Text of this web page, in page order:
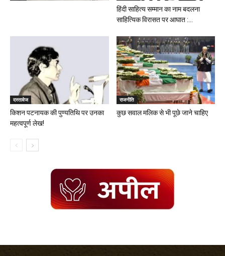
हिंदी साहित्य सम्मान का नाम बदलना
साहित्यिक विरासत पर आघात :...
दस्तावेज
किशन पटनायक की पुण्यतिथि पर उनका
महत्वपूर्ण लेख!
राजनीति
कुछ सवाल मलिक से भी पूछे जाने चाहिए